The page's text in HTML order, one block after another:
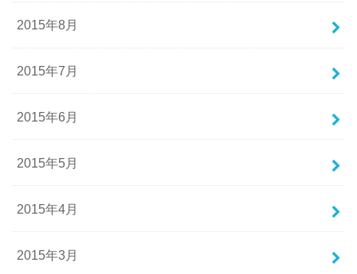
2015年8月
2015年7月
2015年6月
2015年5月
2015年4月
2015年3月